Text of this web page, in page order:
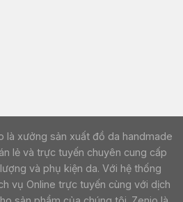
là xưởng sản xuất đồ da handmade
lẻ và trực tuyến chuyên cung cấp
và phụ kiện da. Với hệ thống
vụ Online trực tuyến cùng với dịch